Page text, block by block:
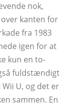
nok,
over kanten for
fra 1983
igen for at
kun en to-
fuldstændigt
U, og det er
sammen. En